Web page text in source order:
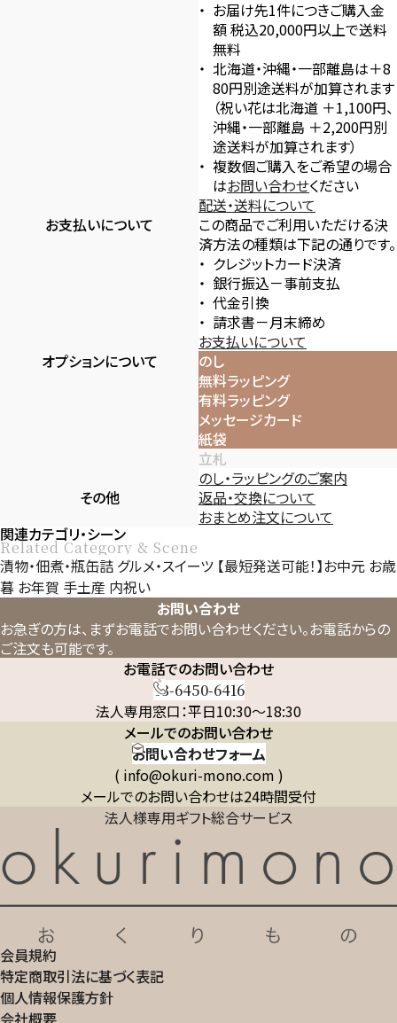
お届け先1件につきご購入金
額 税込20,000円以上で送料
無料
北海道・沖縄・一部離島は＋8
80円別途送料が加算されます
（祝い花は北海道 ＋1,100円、
沖縄・一部離島 ＋2,200円別
途送料が加算されます）
複数個ご購入をご希望の場合
はお問い合わせください
配送・送料について
お支払いについて
この商品でご利用いただける決
済方法の種類は下記の通りです。
クレジットカード決済
銀行振込－事前支払
代金引換
請求書－月末締め
お支払いについて
オプションについて
のし
無料ラッピング
有料ラッピング
メッセージカード
紙袋
立札
のし・ラッピングのご案内
その他
返品・交換について
おまとめ注文について
関連カテゴリ・シーン
Related Category & Scene
漬物・佃煮・瓶缶詰 グルメ・スイーツ 【最短発送可能！】お中元 お歳
暮 お年賀 手土産 内祝い
お問い合わせ
お急ぎの方は、まずお電話でお問い合わせください。お電話からの
ご注文も可能です。
お電話でのお問い合わせ
03-6450-6416
法人専用窓口：平日10:30～18:30
メールでのお問い合わせ
お問い合わせフォーム
( info@okuri-mono.com )
メールでのお問い合わせは24時間受付
法人様専用ギフト総合サービス
会員規約
特定商取引法に基づく表記
個人情報保護方針
会社概要